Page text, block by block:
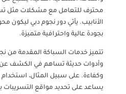
محترف للتعامل مع مشكلات مثل
الأنابيب. يأتي دور نجوم دبي ليكون
بجودة عالية واحترافية متميزة.
تتميز خدمات السباكة المقدمة من
وأدوات حديثة تساهم في الكشف
وكفاءة. على سبيل المثال،
يساعد على تحديد مواقع التسريبات